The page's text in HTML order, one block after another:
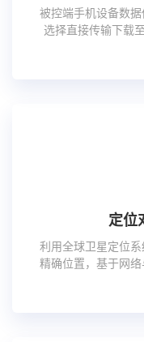
被控端手机设备数
选择直接传输下载
定位
利用全球卫星定位
精确位置，基于网